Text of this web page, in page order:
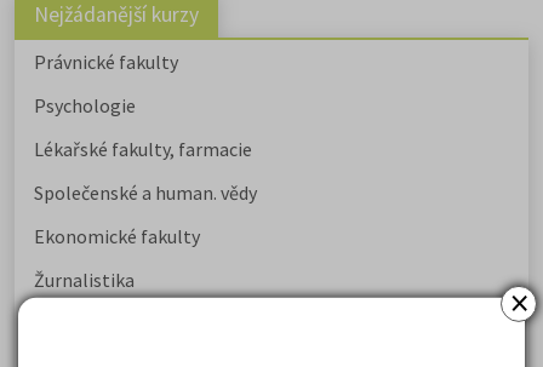
×
Nejžádanější kurzy
Právnické fakulty
Psychologie
Lékařské fakulty, farmacie
Společenské a human. vědy
Ekonomické fakulty
Žurnalistika